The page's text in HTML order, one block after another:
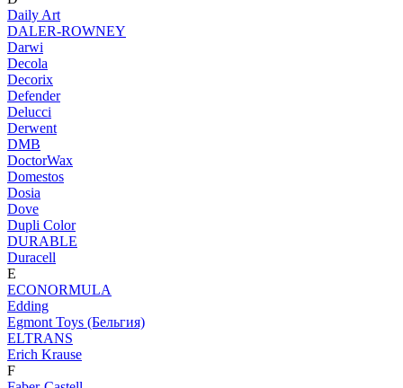
Daily Art
DALER-ROWNEY
Darwi
Decola
Decorix
Defender
Delucci
Derwent
DMB
DoctorWax
Domestos
Dosia
Dove
Dupli Color
DURABLE
Duracell
E
ECONORMULA
Edding
Egmont Toys (Бельгия)
ELTRANS
Erich Krause
F